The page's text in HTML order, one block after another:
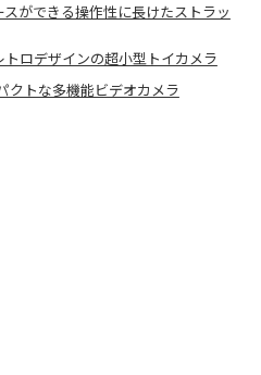
ができる操作性に長けたストラッ
ロデザインの超小型トイカメラ
クトな多機能ビデオカメラ